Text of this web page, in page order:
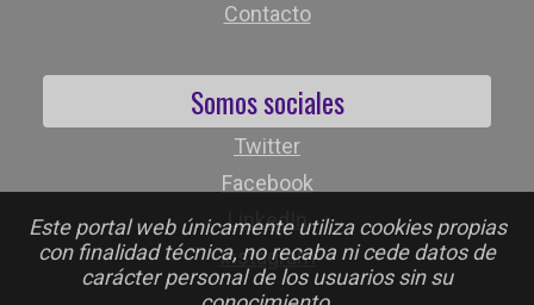
Este portal web únicamente utiliza cookies propias
con finalidad técnica, no recaba ni cede datos de
carácter personal de los usuarios sin su
Contacto
Somos sociales
Twitter
Facebook
LinkedIn
Instagram